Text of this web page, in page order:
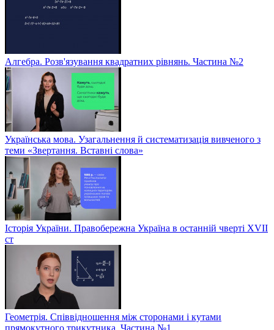
Алгебра. Розв'язування квадратних рівнянь. Частина №2
Українська мова. Узагальнення й систематизація вивченого з
теми «Звертання. Вставні слова»
Історія України. Правобережна Україна в останній чверті XVII
ст
Геометрія. Співвідношення між сторонами і кутами
прямокутного трикутника. Частина №1